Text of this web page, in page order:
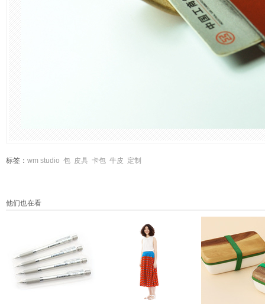
标签： wm studio 包 皮具 卡包 牛皮 定制
他们也在看